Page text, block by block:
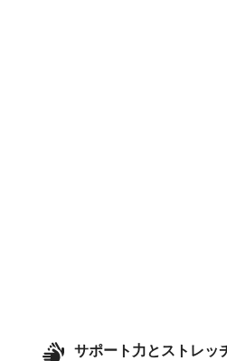
サポート力とストレッ